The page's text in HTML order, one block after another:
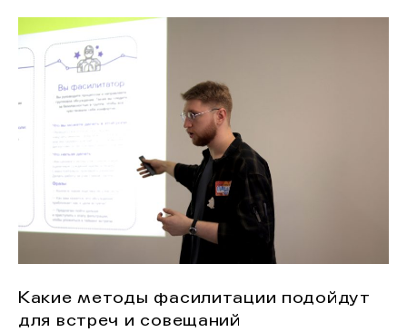
Какие методы фасилитации подойдут
для встреч и совещаний